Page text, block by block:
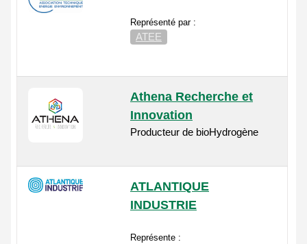
Représenté par :
ATEE
Athena Recherche et
Innovation
Producteur de bioHydrogène
ATLANTIQUE
INDUSTRIE
Représente :